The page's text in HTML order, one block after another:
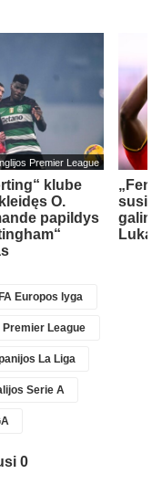
Premier League
klube
O.
papildys
Europos lyga
League
La Liga
Serie A
0